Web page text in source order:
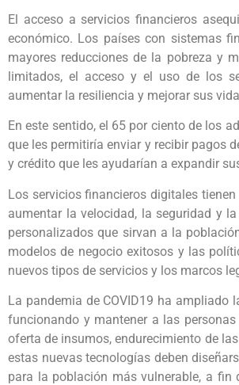
El acceso a servicios financieros
económico. Los países con sistemas
mayores reducciones de la pobreza y
limitados, el acceso y el uso de los
aumentar la resiliencia y mejorar sus
En este sentido, el 65 por ciento de los
que les permitiría enviar y recibir pagos
y crédito que les ayudarían a expandir
Los servicios financieros digitales
aumentar la velocidad, la seguridad y
personalizados que sirvan a la
modelos de negocio exitosos y las
nuevos tipos de servicios y los marcos
La pandemia de COVID19 ha
funcionando y mantener a las
oferta de insumos, endurecimiento de
estas nuevas tecnologías deben
para la población más vulnerable, a fin